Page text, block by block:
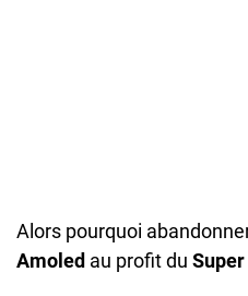
Alors pourquoi
Amoled au profit du Super